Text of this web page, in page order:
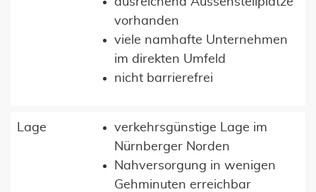
vorhanden
viele namhafte Unternehmen
im direkten Umfeld
nicht barrierefrei
Lage
verkehrsgünstige Lage im
Nürnberger Norden
Nahversorgung in wenigen
Gehminuten erreichbar